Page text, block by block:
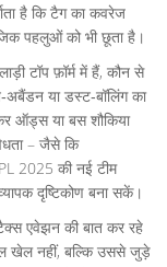
है कि टैग का कवरेज
पहलुओं को भी छूता है।
टॉप फ़ॉर्म में हैं, कौन से
या डस्ट‑बॉलिंग का
ऑड्स या बस शौकिया
– जैसे कि
2025 की नई टीम
दृष्टिकोण बना सकें।
एवेझन की बात कर रहे
खेल नहीं, बल्कि उससे जुड़े